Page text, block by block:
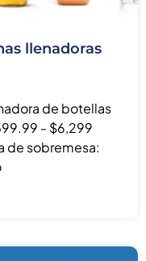
llenadoras
de botellas
- $6,299
de sobremesa: